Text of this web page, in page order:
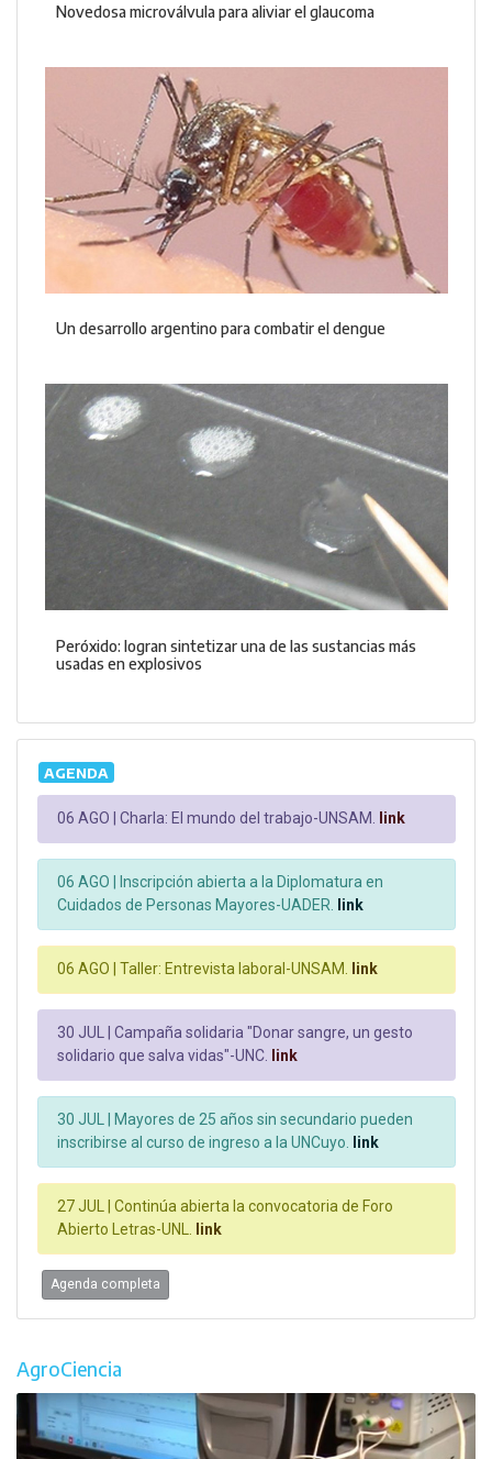
Novedosa microválvula para aliviar el glaucoma
Un desarrollo argentino para combatir el dengue
Peróxido: logran sintetizar una de las sustancias más
usadas en explosivos
AGENDA
06 AGO | Charla: El mundo del trabajo-UNSAM. link
06 AGO |
Inscripción abierta a la Diplomatura en
Cuidados de Personas Mayores-UADER. link
06 AGO | Taller: Entrevista laboral-UNSAM. link
30 JUL | Campaña solidaria "Donar sangre, un gesto
solidario que salva vidas"-UNC. link
30 JUL |
Mayores de 25 años sin secundario pueden
inscribirse al curso de ingreso a la UNCuyo. link
27 JUL | Continúa abierta la convocatoria de Foro
Abierto Letras-UNL. link
Agenda completa
AgroCiencia